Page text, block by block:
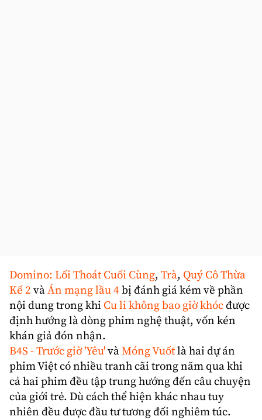
Domino: Lối Thoát Cuối Cùng, Trà, Quý Cô Thừa
Kế 2 vàÁn mạng lầu 4bị đánh giá kém về phần
nội dung trong khi Cu li không bao giờ khócđược
định hướng là dòng phim nghệ thuật, vốn kén
khán giả đón nhận.
B4S - Trước giờ 'Yêu'vàMóng Vuốtlà hai dự án
phim Việt có nhiều tranh cãi trong năm qua khi
cả hai phim đều tập trung hướng đến câu chuyện
của giới trẻ. Dù cách thể hiện khác nhau tuy
nhiên đều được đầu tư tương đối nghiêm túc.